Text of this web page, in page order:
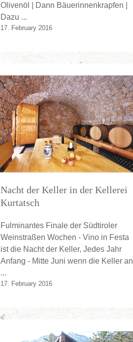
Olivenöl | Dann Bäuerinnenkrapfen |
Dazu ...
17. February 2016
Nacht der Keller in der Kellerei
Kurtatsch
Fulminantes Finale der Südtiroler
Weinstraßen Wochen - Vino in Festa
ist die Nacht der Keller, Jedes Jahr
Anfang - Mitte Juni wenn die Keller an
...
17. February 2016